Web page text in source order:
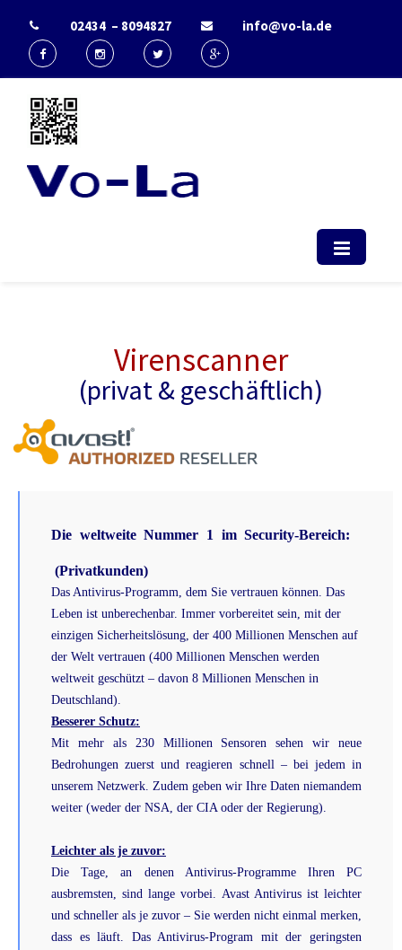
02434 – 8094827 info@vo-la.de
Virenscanner
(privat & geschäftlich)
Die weltweite Nummer 1 im Security-Bereich:
(Privatkunden)
Das Antivirus-Programm, dem Sie vertrauen können. Das
Leben ist unberechenbar. Immer vorbereitet sein, mit der
einzigen Sicherheitslösung, der 400 Millionen Menschen auf
der Welt vertrauen (400 Millionen Menschen werden
weltweit geschützt – davon 8 Millionen Menschen in
Deutschland).
Besserer Schutz:
Mit mehr als 230 Millionen Sensoren sehen wir neue
Bedrohungen zuerst und reagieren schnell – bei jedem in
unserem Netzwerk. Zudem geben wir Ihre Daten niemandem
weiter (weder der NSA, der CIA oder der Regierung).
Leichter als je zuvor:
Die Tage, an denen Antivirus-Programme Ihren PC
ausbremsten, sind lange vorbei. Avast Antivirus ist leichter
und schneller als je zuvor – Sie werden nicht einmal merken,
dass es läuft. Das Antivirus-Program mit der geringsten